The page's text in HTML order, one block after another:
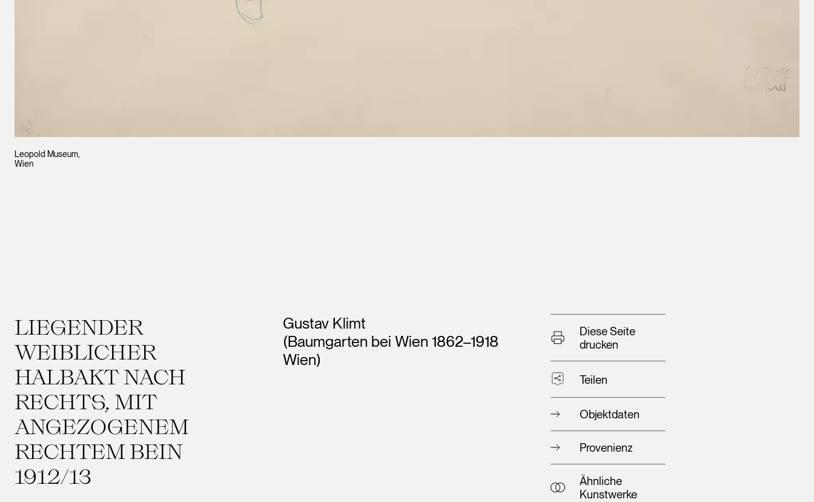
Leopold Museum,
Wien
LIEGENDER
WEIBLICHER
HALBAKT NACH
RECHTS, MIT
ANGEZOGENEM
RECHTEM BEIN
1912/13
Künstler*innen
Gustav Klimt
(Baumgarten bei Wien 1862–1918
Wien)
Diese Seite
drucken
Teilen
Objektdaten
Provenienz
Ähnliche
Kunstwerke